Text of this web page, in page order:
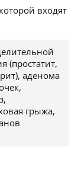
входят
(простатит,
аденома
грыжа,